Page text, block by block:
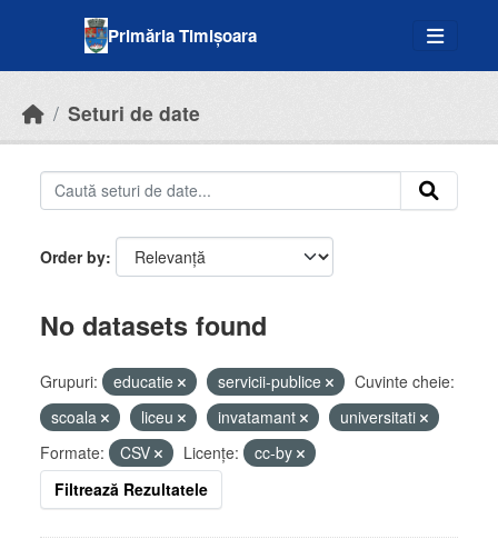
Primăria Timișoara
Seturi de date
Order by
No datasets found
Grupuri: educatie servicii-publice
Cuvinte cheie:
scoala
liceu invatamant
universitati
Formate:
CSV Licenţe:
cc-by
Filtrează Rezultatele